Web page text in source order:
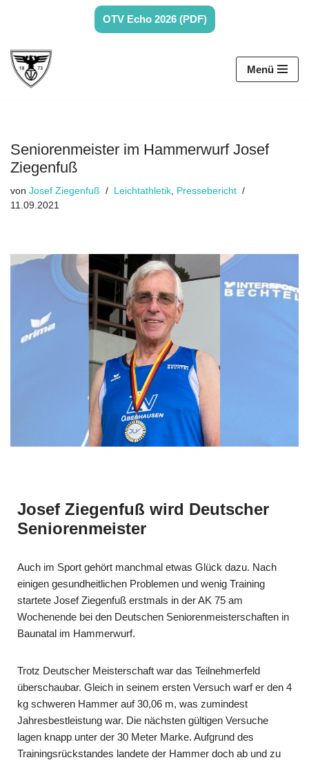
Inhalt
springen
OTV Echo 2026 (PDF)
Menü
Seniorenmeister im Hammerwurf Josef
Ziegenfuß
von Josef Ziegenfuß Leichtathletik, Pressebericht
11.09.2021
Josef Ziegenfuß wird Deutscher
Seniorenmeister
Auch im Sport gehört manchmal etwas Glück dazu. Nach
einigen gesundheitlichen Problemen und wenig Training
startete Josef Ziegenfuß erstmals in der AK 75 am
Wochenende bei den Deutschen Seniorenmeisterschaften in
Baunatal im Hammerwurf.
Trotz Deutscher Meisterschaft war das Teilnehmerfeld
überschaubar. Gleich in seinem ersten Versuch warf er den 4
kg schweren Hammer auf 30,06 m, was zumindest
Jahresbestleistung war. Die nächsten gültigen Versuche
lagen knapp unter der 30 Meter Marke. Aufgrund des
Trainingsrückstandes landete der Hammer doch ab und zu